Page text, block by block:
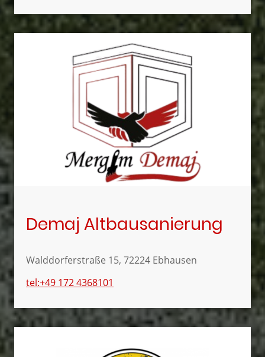
Demaj Altbausanierung
Walddorferstraße 15, 72224 Ebhausen
tel:+49 172 4368101